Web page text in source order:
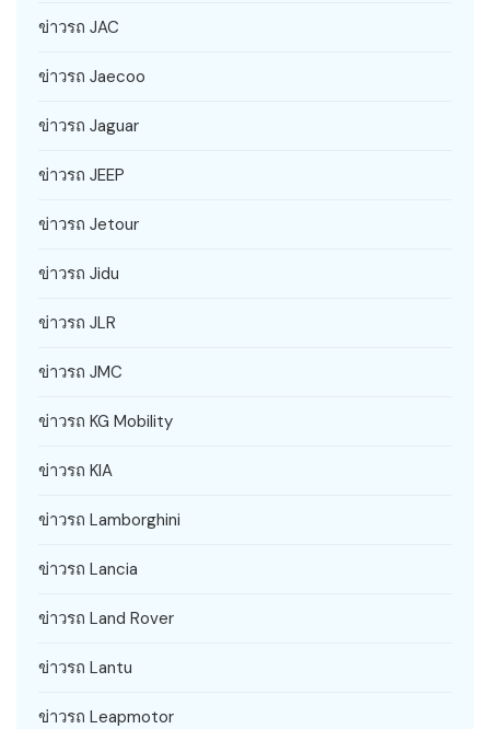
ข่าวรถ JAC
ข่าวรถ Jaecoo
ข่าวรถ Jaguar
ข่าวรถ JEEP
ข่าวรถ Jetour
ข่าวรถ Jidu
ข่าวรถ JLR
ข่าวรถ JMC
ข่าวรถ KG Mobility
ข่าวรถ KIA
ข่าวรถ Lamborghini
ข่าวรถ Lancia
ข่าวรถ Land Rover
ข่าวรถ Lantu
ข่าวรถ Leapmotor